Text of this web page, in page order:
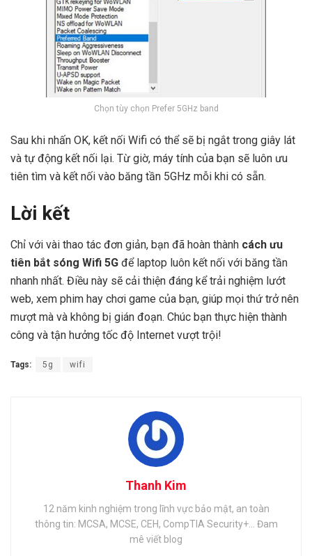
Chọn tùy chọn Prefer 5GHz band
Sau khi nhấn OK, kết nối Wifi có thể sẽ bị ngắt trong giây lát
và tự động kết nối lại. Từ giờ, máy tính của bạn sẽ luôn ưu
tiên tìm và kết nối vào băng tần 5GHz mỗi khi có sẵn.
Lời kết
Chỉ với vài thao tác đơn giản, bạn đã hoàn thành cách ưu
tiên bắt sóng Wifi 5G để laptop luôn kết nối với băng tần
nhanh nhất. Điều này sẽ cải thiện đáng kể trải nghiệm lướt
web, xem phim hay chơi game của bạn, giúp mọi thứ trở nên
mượt mà và không bị gián đoạn. Chúc bạn thực hiện thành
công và tận hưởng tốc độ Internet vượt trội!
Tags: 5g wifi
Thanh Kim
12 năm kinh nghiệm trong lĩnh vực bảo mật, an toàn
thông tin: MCSA, MCSE, CEH, CompTIA Security+... Đam
mê viết blog